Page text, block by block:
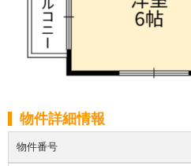
物件詳細情報
物件番号